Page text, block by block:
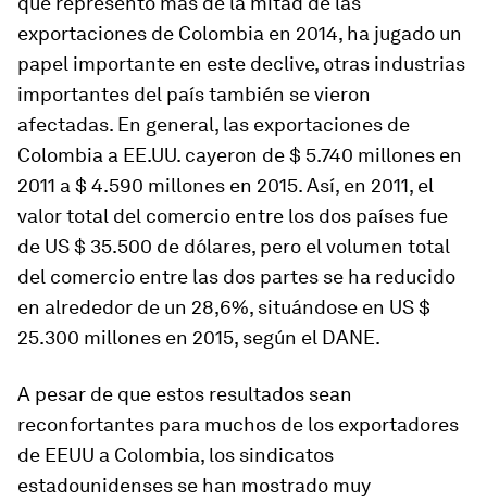
exportaciones de Colombia en 2014, ha jugado un
papel importante en este declive, otras industrias
importantes del país también se vieron
afectadas. En general, las exportaciones de
Colombia a EE.UU. cayeron de $ 5.740 millones en
2011 a $ 4.590 millones en 2015. Así, en 2011, el
valor total del comercio entre los dos países fue
de US $ 35.500 de dólares, pero el volumen total
del comercio entre las dos partes se ha reducido
en alrededor de un 28,6%, situándose en US $
25.300 millones en 2015, según el DANE.
A pesar de que estos resultados sean
reconfortantes para muchos de los exportadores
de EEUU a Colombia, los sindicatos
estadounidenses se han mostrado muy